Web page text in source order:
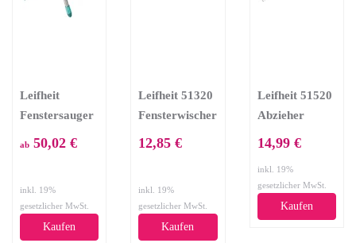
Leifheit
Fenstersauger
Clean mit Stiel
für 360°
streifenfreie
Reinigung,
ab 50,02 €
inkl. 19%
gesetzlicher MwSt.
Kaufen
Leifheit 51320
Fensterwischer
12,85 €
inkl. 19%
gesetzlicher MwSt.
Kaufen
Leifheit 51520
Abzieher
cm
14,99 €
inkl. 19%
gesetzlicher MwSt.
Kaufen